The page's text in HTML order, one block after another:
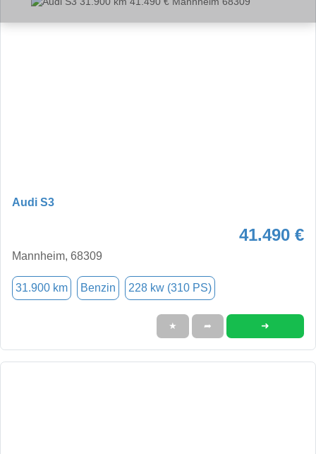
Audi S3
41.490 €
Mannheim, 68309
31.900 km Benzin 228 kw (310 PS)
★ ➦ ➜